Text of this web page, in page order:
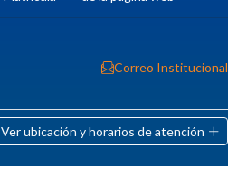
Correo Institucional
Ver ubicación y horarios de atención